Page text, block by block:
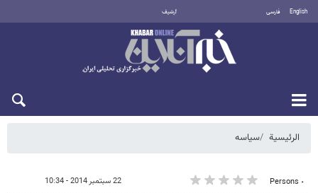
English فارسی أرشيف
الرئيسية سیاسه
٠ Persons 22 سبتمبر 2014 - 10:34